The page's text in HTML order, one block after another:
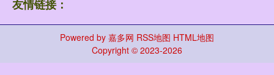
友情链接：
Powered by 嘉多网 RSS地图 HTML地图
Copyright © 2023-2026